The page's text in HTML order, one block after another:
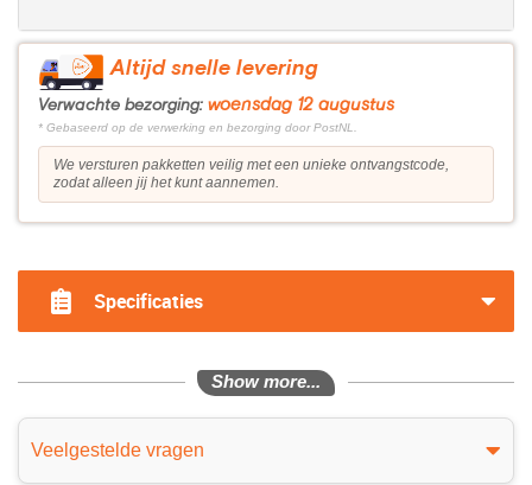
Altijd snelle levering
Verwachte bezorging: woensdag 12 augustus
* Gebaseerd op de verwerking en bezorging door PostNL.
We versturen pakketten veilig met een unieke ontvangstcode,
zodat alleen jij het kunt aannemen.
Specificaties
Show more...
Veelgestelde vragen